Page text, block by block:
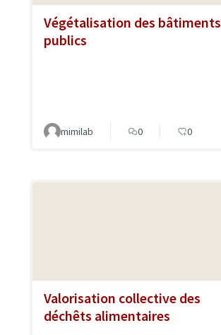
Végétalisation des bâtiments
publics
mimilab 0 0
Valorisation collective des
déchêts alimentaires